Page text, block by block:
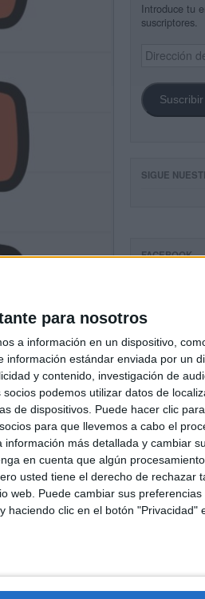
para nosotros
a información en un dispositivo,
estándar enviada por un
y contenido, investigación de
podemos utilizar datos de
de dispositivos. Puede hacer clic para
para que llevemos a cabo el
más detallada y cambiar
en cuenta que algún
usted tiene el derecho de rechazar
web. Puede cambiar sus preferencias
haciendo clic en el botón "Privacidad"
Introduce tu
suscriptores.
Dirección
de
Suscribir
SIGUE
FACEBOOK